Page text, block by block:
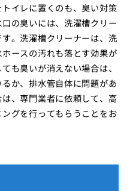
イレに置くのも、臭い対策
の臭いには、洗濯槽クリー
。洗濯槽クリーナーは、洗
ースの汚れも落とす効果が
も臭いが消えない場合は、
か、排水管自体に問題があ
、専門業者に依頼して、高
グを行ってもらうことをお